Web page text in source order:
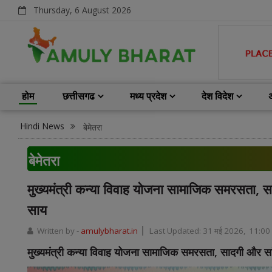
Thursday, 6 August 2026
होम छत्तीसगढ मध्य प्रदेश देश विदेश
Hindi News बेमेतरा
बेमेतरा
मुख्यमंत्री कन्या विवाह योजना सामाजिक
साय
Written by - amulybharat.in Last Updated: 31 मई 2026, 11:00
मुख्यमंत्री कन्या विवाह योजना सामाजिक समरसता, सादगी